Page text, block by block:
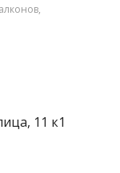
,
11 к1